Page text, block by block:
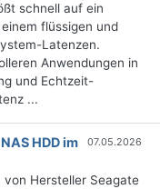
schnell auf ein
flüssigen und
Latenzen.
Anwendungen in
und Echtzeit-
...
HDD im
07.05.2026
von Hersteller Seagate